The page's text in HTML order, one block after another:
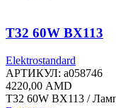
T32 60W BX113
Elektrostandard
АРТИКУЛ: a058746
4220,00 AMD
T32 60W BX113 /